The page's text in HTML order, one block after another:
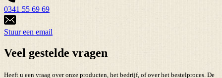
0341 55 69 69
Stuur een email
Veel gestelde vragen
Heeft u een vraag over onze producten, het bedrijf, of over het bestelproces. De